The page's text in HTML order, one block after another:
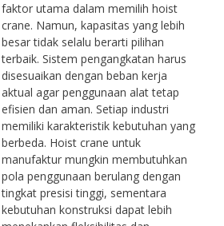
faktor utama dalam memilih hoist
crane. Namun, kapasitas yang lebih
besar tidak selalu berarti pilihan
terbaik. Sistem pengangkatan harus
disesuaikan dengan beban kerja
aktual agar penggunaan alat tetap
efisien dan aman. Setiap industri
memiliki karakteristik kebutuhan yang
berbeda. Hoist crane untuk
manufaktur mungkin membutuhkan
pola penggunaan berulang dengan
tingkat presisi tinggi, sementara
kebutuhan konstruksi dapat lebih